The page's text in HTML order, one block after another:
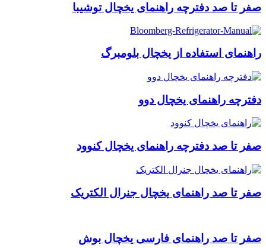
صفر تا صد دفترچه راهنمای یخچال توشیبا
راهنمای استفاده از یخچال بلومبرگ
دفترچه راهنمای یخچال دوو
صفر تا صد دفترچه راهنمای یخچال کنوود
صفر تا صد راهنمای یخچال جنرال الکتریک
صفر تا صد راهنمای فارسی یخچال بوش